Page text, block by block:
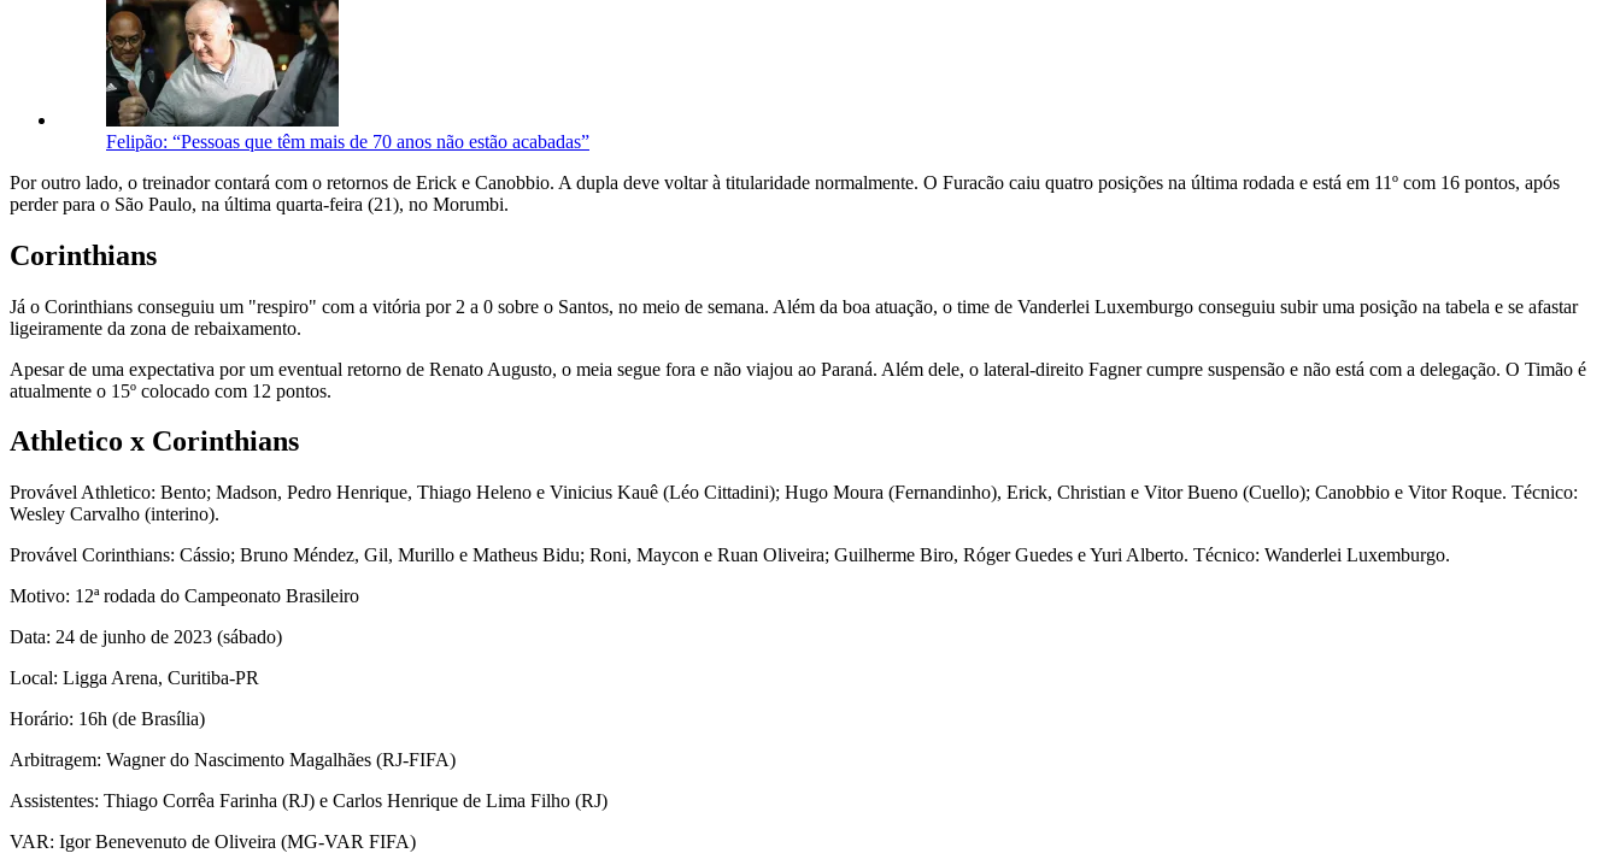
Felipão: “Pessoas que têm mais de 70 anos não estão acabadas”
Por outro lado, o treinador contará com o retornos de Erick e Canobbio. A dupla deve voltar à titularidade normalmente. O Furacão caiu quatro posições na última rodada e está em 11º com 16 pontos, após
perder para o São Paulo, na última quarta-feira (21), no Morumbi.
Corinthians
Já o Corinthians conseguiu um "respiro" com a vitória por 2 a 0 sobre o Santos, no meio de semana. Além da boa atuação, o time de Vanderlei Luxemburgo conseguiu subir uma posição na tabela e se afastar
ligeiramente da zona de rebaixamento.
Apesar de uma expectativa por um eventual retorno de Renato Augusto, o meia segue fora e não viajou ao Paraná. Além dele, o lateral-direito Fagner cumpre suspensão e não está com a delegação. O Timão é
atualmente o 15º colocado com 12 pontos.
Athletico x Corinthians
Provável Athletico: Bento; Madson, Pedro Henrique, Thiago Heleno e Vinicius Kauê (Léo Cittadini); Hugo Moura (Fernandinho), Erick, Christian e Vitor Bueno (Cuello); Canobbio e Vitor Roque. Técnico:
Wesley Carvalho (interino).
Provável Corinthians: Cássio; Bruno Méndez, Gil, Murillo e Matheus Bidu; Roni, Maycon e Ruan Oliveira; Guilherme Biro, Róger Guedes e Yuri Alberto. Técnico: Wanderlei Luxemburgo.
Motivo: 12ª rodada do Campeonato Brasileiro
Data: 24 de junho de 2023 (sábado)
Local: Ligga Arena, Curitiba-PR
Horário: 16h (de Brasília)
Arbitragem: Wagner do Nascimento Magalhães (RJ-FIFA)
Assistentes: Thiago Corrêa Farinha (RJ) e Carlos Henrique de Lima Filho (RJ)
VAR: Igor Benevenuto de Oliveira (MG-VAR FIFA)